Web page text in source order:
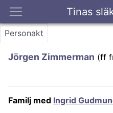
Tinas
Kontakt
Personakt
Jörgen Zimmerman (ff
Familj med Ingrid